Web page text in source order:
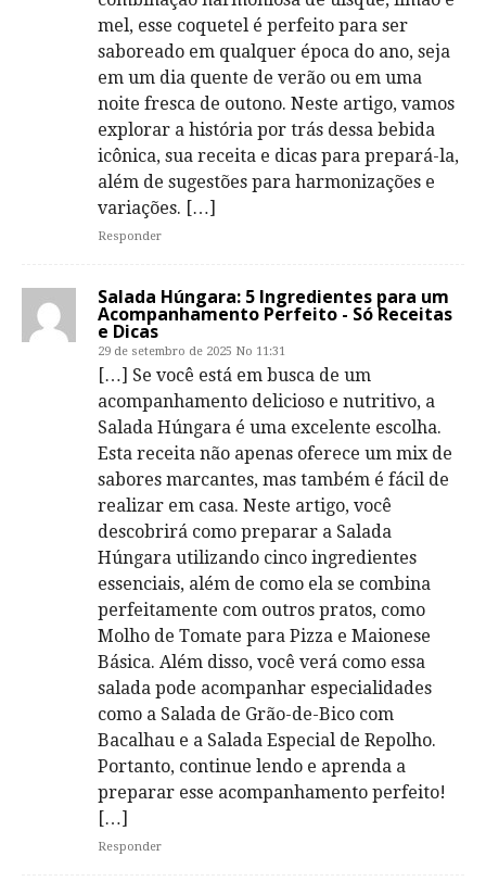
mel, esse coquetel é perfeito para ser
saboreado em qualquer época do ano, seja
em um dia quente de verão ou em uma
noite fresca de outono. Neste artigo, vamos
explorar a história por trás dessa bebida
icônica, sua receita e dicas para prepará-la,
além de sugestões para harmonizações e
variações. […]
Responder
Salada Húngara: 5 Ingredientes para um
Acompanhamento Perfeito - Só Receitas
e Dicas
29 de setembro de 2025 No 11:31
[…] Se você está em busca de um
acompanhamento delicioso e nutritivo, a
Salada Húngara é uma excelente escolha.
Esta receita não apenas oferece um mix de
sabores marcantes, mas também é fácil de
realizar em casa. Neste artigo, você
descobrirá como preparar a Salada
Húngara utilizando cinco ingredientes
essenciais, além de como ela se combina
perfeitamente com outros pratos, como
Molho de Tomate para Pizza e Maionese
Básica. Além disso, você verá como essa
salada pode acompanhar especialidades
como a Salada de Grão-de-Bico com
Bacalhau e a Salada Especial de Repolho.
Portanto, continue lendo e aprenda a
preparar esse acompanhamento perfeito!
[…]
Responder